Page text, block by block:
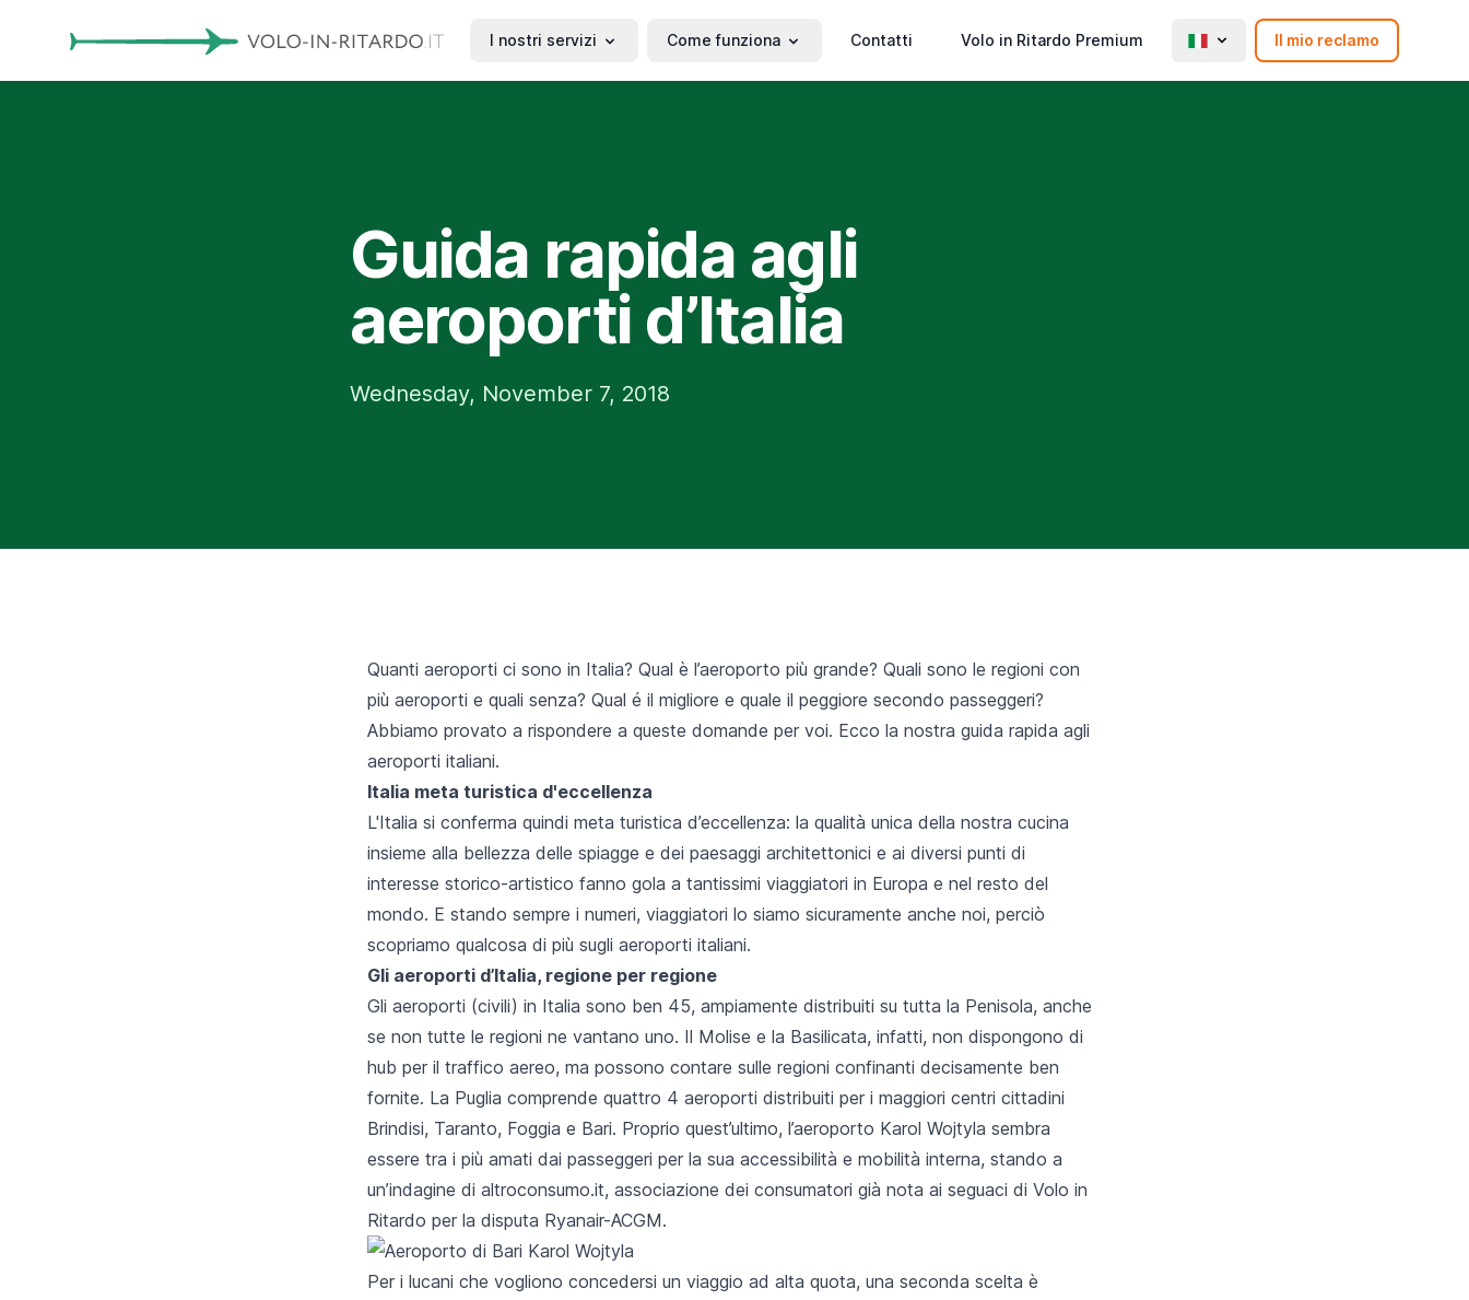
I nostri servizi Come funziona Contatti Volo in Ritardo Premium Il mio reclamo
Guida rapida agli
aeroporti d’Italia
Wednesday, November 7, 2018
Quanti aeroporti ci sono in Italia? Qual è l’aeroporto più grande? Quali sono le regioni con
più aeroporti e quali senza? Qual é il migliore e quale il peggiore secondo passeggeri?
Abbiamo provato a rispondere a queste domande per voi. Ecco la nostra guida rapida agli
aeroporti italiani.
Italia meta turistica d'eccellenza
L'Italia si conferma quindi meta turistica d’eccellenza: la qualità unica della nostra cucina
insieme alla bellezza delle spiagge e dei paesaggi architettonici e ai diversi punti di
interesse storico-artistico fanno gola a tantissimi viaggiatori in Europa e nel resto del
mondo. E stando sempre i numeri, viaggiatori lo siamo sicuramente anche noi, perciò
scopriamo qualcosa di più sugli aeroporti italiani.
Gli aeroporti d’Italia, regione per regione
Gli aeroporti (civili) in Italia sono ben 45, ampiamente distribuiti su tutta la Penisola, anche
se non tutte le regioni ne vantano uno. Il Molise e la Basilicata, infatti, non dispongono di
hub per il traffico aereo, ma possono contare sulle regioni confinanti decisamente ben
fornite. La Puglia comprende quattro 4 aeroporti distribuiti per i maggiori centri cittadini
Brindisi, Taranto, Foggia e Bari. Proprio quest’ultimo, l’aeroporto Karol Wojtyla sembra
essere tra i più amati dai passeggeri per la sua accessibilità e mobilità interna, stando a
un’indagine di altroconsumo.it, associazione dei consumatori già nota ai seguaci di Volo in
Ritardo per la disputa Ryanair-ACGM.
Per i lucani che vogliono concedersi un viaggio ad alta quota, una seconda scelta è